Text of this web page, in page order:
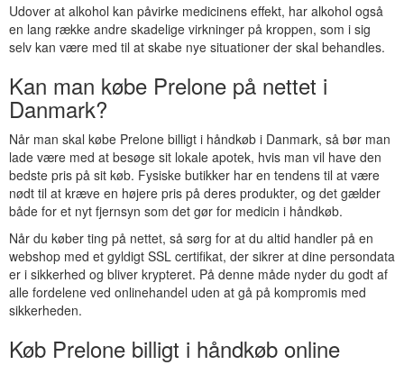
Udover at alkohol kan påvirke medicinens effekt, har alkohol også
en lang række andre skadelige virkninger på kroppen, som i sig
selv kan være med til at skabe nye situationer der skal behandles.
Kan man købe Prelone på nettet i
Danmark?
Når man skal købe Prelone billigt i håndkøb i Danmark, så bør man
lade være med at besøge sit lokale apotek, hvis man vil have den
bedste pris på sit køb. Fysiske butikker har en tendens til at være
nødt til at kræve en højere pris på deres produkter, og det gælder
både for et nyt fjernsyn som det gør for medicin i håndkøb.
Når du køber ting på nettet, så sørg for at du altid handler på en
webshop med et gyldigt SSL certifikat, der sikrer at dine persondata
er i sikkerhed og bliver krypteret. På denne måde nyder du godt af
alle fordelene ved onlinehandel uden at gå på kompromis med
sikkerheden.
Køb Prelone billigt i håndkøb online